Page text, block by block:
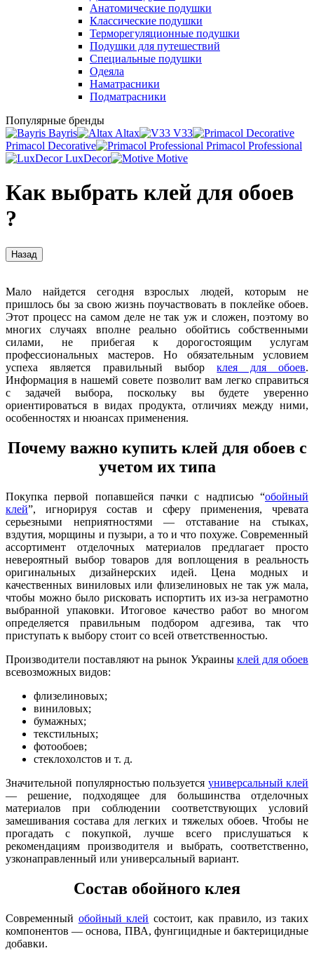
Анатомические подушки
Классические подушки
Терморегуляционные подушки
Подушки для путешествий
Специальные подушки
Одеяла
Наматрасники
Подматрасники
Популярные бренды
Bayris
Altax
V33
Primacol Decorative
Primacol Professional
LuxDecor
Motive
Как выбрать клей для обоев
?
Назад
Мало найдется сегодня взрослых людей, которым не
пришлось бы за свою жизнь поучаствовать в поклейке обоев.
Этот процесс на самом деле не так уж и сложен, поэтому во
многих случаях вполне реально обойтись собственными
силами, не прибегая к дорогостоящим услугам
профессиональных мастеров. Но обязательным условием
успеха является правильный выборклея для обоев.
Информация в нашемй совете позволит вам легко справиться
с задачей выбора, поскольку вы будете уверенно
ориентироваться в видах продукта, отличиях между ними,
особенностях и нюансах применения.
Почему важно купить клей для обоев с
учетом их типа
Покупка первой попавшейся пачки с надписью “обойный
клей”, игнорируя состав и сферу применения, чревата
серьезными неприятностями — отставание на стыках,
вздутия, морщины и пузыри, а то и что похуже. Современный
ассортимент отделочных материалов предлагает просто
невероятный выбор товаров для воплощения в реальность
оригинальных дизайнерских идей. Цена модных и
качественных виниловых или флизелиновых не так уж мала,
чтобы можно было рисковать испортить их из-за неграмотно
выбранной упаковки. Итоговое качество работ во многом
определяется правильным подбором адгезива, так что
приступать к выбору стоит со всей ответственностью.
Производители поставляют на рынок Украины клей для обоев
всевозможных видов:
флизелиновых;
виниловых;
бумажных;
текстильных;
фотообоев;
стеклохолстов и т. д.
Значительной популярностью пользуется универсальный клей
— решение, подходящее для большинства отделочных
материалов при соблюдении соответствующих условий
замешивания состава для легких и тяжелых обоев. Чтобы не
прогадать с покупкой, лучше всего прислушаться к
рекомендациям производителя и выбрать, соответственно,
узконаправленный или универсальный вариант.
Состав обойного клея
Современный обойный клей состоит, как правило, из таких
компонентов — основа, ПВА, фунгицидные и бактерицидные
добавки.